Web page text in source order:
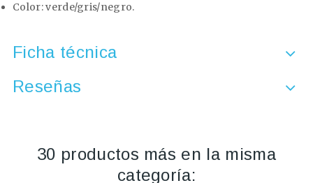
Color: verde/gris/negro.
Ficha técnica
Reseñas
30 productos más en la misma
categoría: